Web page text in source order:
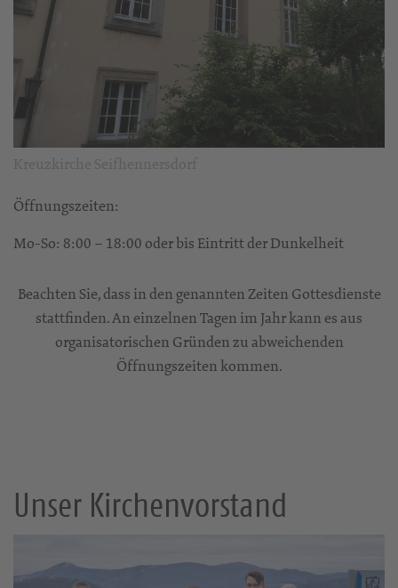
Öffnungszeiten:
Mo-So: 8:00 – 18:00 oder bis Eintritt der Dunkelheit
Beachten Sie, dass in den genannten Zeiten Gottesdienste
stattfinden. An einzelnen Tagen im Jahr kann es aus
organisatorischen Gründen zu abweichenden
Öffnungszeiten kommen.
Unser Kirchenvorstand